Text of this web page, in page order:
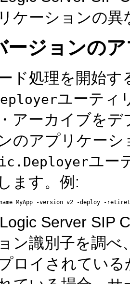
ケーションの
ージョンの
ド処理を開始
ユーティ
アーカイブを
のアプリケー
ユー
ます。例:
Server SIP
ン識別子を調
ロイされてい